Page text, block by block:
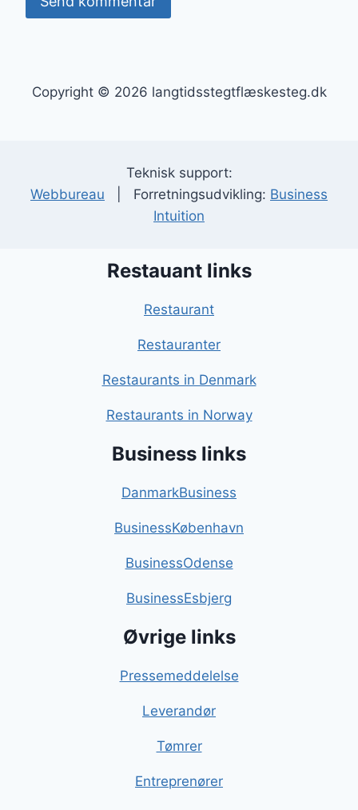
Copyright © 2026 langtidsstegtflæskesteg.dk
Teknisk support:
Webbureau | Forretningsudvikling: Business
Intuition
Restauant links
Restaurant
Restauranter
Restaurants in Denmark
Restaurants in Norway
Business links
DanmarkBusiness
BusinessKøbenhavn
BusinessOdense
BusinessEsbjerg
Øvrige links
Pressemeddelelse
Leverandør
Tømrer
Entreprenører